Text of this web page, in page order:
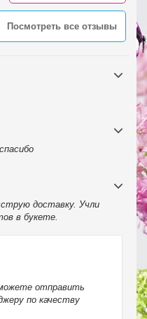
Посмотреть все отзывы
доставку. Учли
в букете.
отправить
по качеству